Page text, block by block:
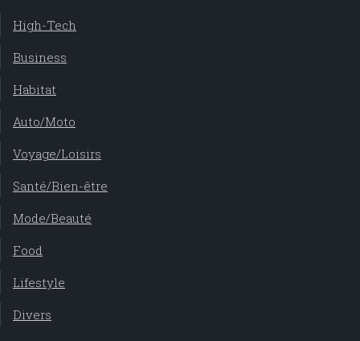
High-Tech
Business
Habitat
Auto/Moto
Voyage/Loisirs
Santé/Bien-être
Mode/Beauté
Food
Lifestyle
Divers